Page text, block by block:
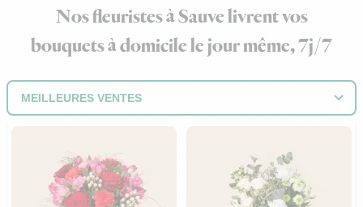
Nos fleuristes à Sauve livrent vos
bouquets à domicile le jour même, 7j/7